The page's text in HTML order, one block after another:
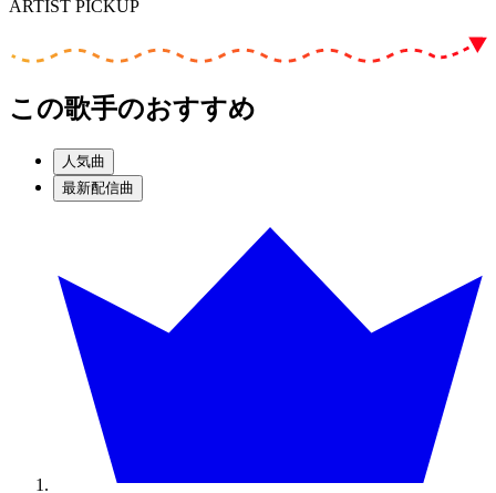
ARTIST PICKUP
この歌手のおすすめ
人気曲
最新配信曲